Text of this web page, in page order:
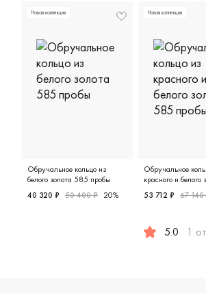
Новая коллекция
Обручальное кольцо из
белого золота 585 пробы
Женские, парные, белое золото
40 320 ₽ 50 400 ₽ 20%
Новая коллекция
Обручальное
красного и
53 712 ₽ 67
5.0 1